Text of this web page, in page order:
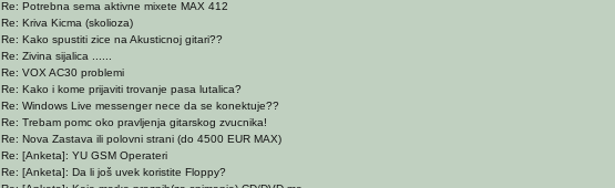
Re: Potrebna sema aktivne mixete MAX 412
Re: Kriva Kicma (skolioza)
Re: Kako spustiti zice na Akusticnoj gitari??
Re: Zivina sijalica ......
Re: VOX AC30 problemi
Re: Kako i kome prijaviti trovanje pasa lutalica?
Re: Windows Live messenger nece da se konektuje??
Re: Trebam pomc oko pravljenja gitarskog zvucnika!
Re: Nova Zastava ili polovni strani (do 4500 EUR MAX)
Re: [Anketa]: YU GSM Operateri
Re: [Anketa]: Da li još uvek koristite Floppy?